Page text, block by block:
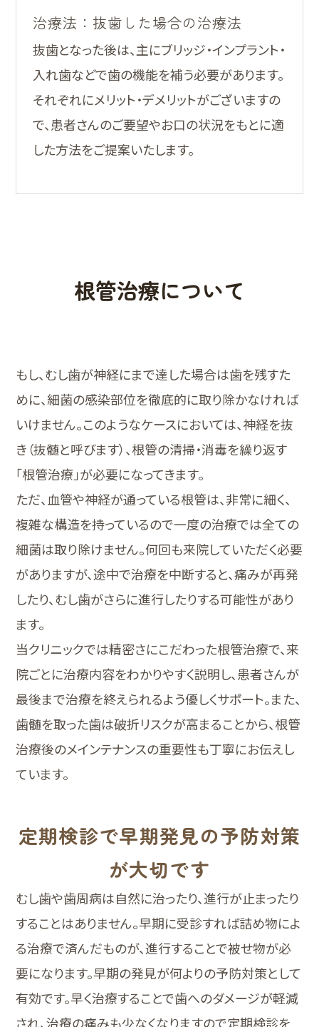
治療法：抜歯した場合の治療法
抜歯となった後は、主にブリッジ・インプラント・
入れ歯などで歯の機能を補う必要があります。
それぞれにメリット・デメリットがございますの
で、患者さんのご要望やお口の状況をもとに適
した方法をご提案いたします。
根管治療について
もし、むし歯が神経にまで達した場合は歯を残すた
めに、細菌の感染部位を徹底的に取り除かなければ
いけません。このようなケースにおいては、神経を抜
き（抜髄と呼びます）、根管の清掃・消毒を繰り返す
「根管治療」が必要になってきます。
ただ、血管や神経が通っている根管は、非常に細く、
複雑な構造を持っているので一度の治療では全ての
細菌は取り除けません。何回も来院していただく必要
がありますが、途中で治療を中断すると、痛みが再発
したり、むし歯がさらに進行したりする可能性があり
ます。
当クリニックでは精密さにこだわった根管治療で、来
院ごとに治療内容をわかりやすく説明し、患者さんが
最後まで治療を終えられるよう優しくサポート。また、
歯髄を取った歯は破折リスクが高まることから、根管
治療後のメインテナンスの重要性も丁寧にお伝えし
ています。
定期検診で早期発見の予防対策
が大切です
むし歯や歯周病は自然に治ったり、進行が止まったり
することはありません。早期に受診すれば詰め物によ
る治療で済んだものが、進行することで被せ物が必
要になります。早期の発見が何よりの予防対策として
有効です。早く治療することで歯へのダメージが軽減
され、治療の痛みも少なくなりますので定期検診を